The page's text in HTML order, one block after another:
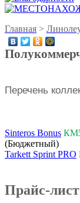
Главная >
Перечень
Sinteros Bonus
(Бюджетный)
Tarkett Sprint PRO
Прайс-